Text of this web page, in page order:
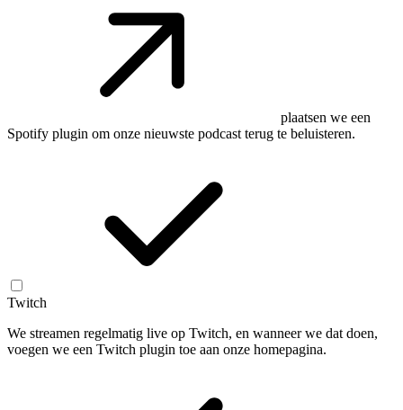
plaatsen we een
Spotify plugin om onze nieuwste podcast terug te beluisteren.
Twitch
We streamen regelmatig live op Twitch, en wanneer we dat doen,
voegen we een Twitch plugin toe aan onze homepagina.